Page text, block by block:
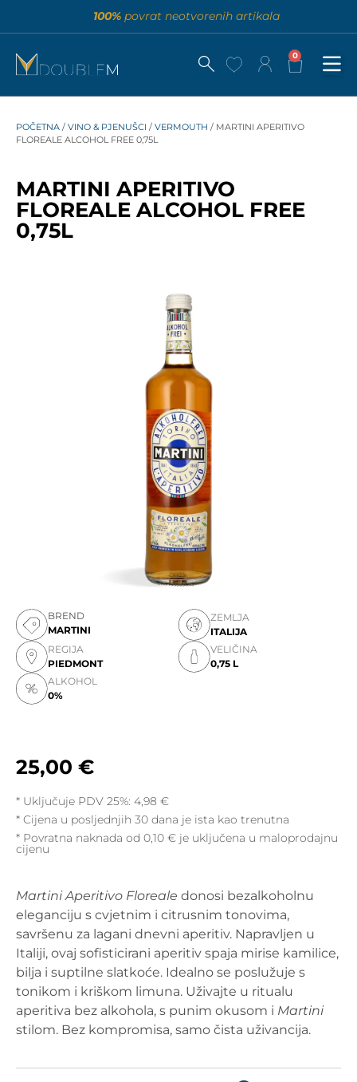
100% povrat neotvorenih artikala
0
POČETNA / VINO & PJENUŠCI / VERMOUTH / MARTINI APERITIVO
FLOREALE ALCOHOL FREE 0,75L
MARTINI APERITIVO
FLOREALE ALCOHOL FREE
0,75L
BREND
MARTINI
ZEMLJA
ITALIJA
REGIJA
PIEDMONT
VELIČINA
0,75 L
ALKOHOL
0%
25,00 €
* Uključuje PDV 25%: 4,98 €
Cijena u posljednjih 30 dana je ista kao trenutna
* Povratna naknada od 0,10 € je uključena u maloprodajnu
cijenu
Martini Aperitivo Floreale donosi bezalkoholnu
eleganciju s cvjetnim i citrusnim tonovima,
savršenu za lagani dnevni aperitiv. Napravljen u
Italiji, ovaj sofisticirani aperitiv spaja mirise kamilice,
bilja i suptilne slatkoće. Idealno se poslužuje s
tonikom i kriškom limuna. Uživajte u ritualu
aperitiva bez alkohola, s punim okusom i Martini
stilom. Bez kompromisa, samo čista uživancija.